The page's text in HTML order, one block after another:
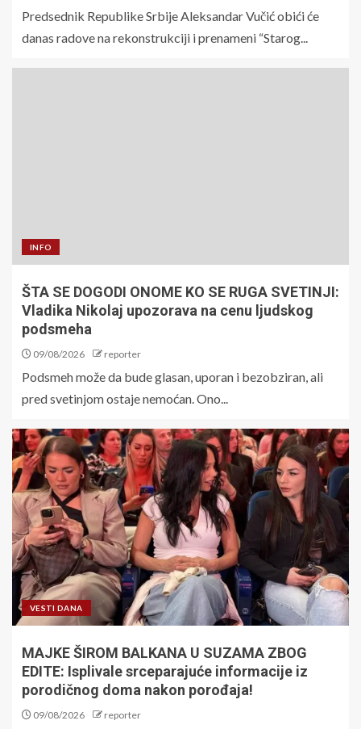
Predsednik Republike Srbije Aleksandar Vučić obići će
danas radove na rekonstrukciji i prenameni “Starog...
INFO
ŠTA SE DOGODI ONOME KO SE RUGA SVETINJI:
Vladika Nikolaj upozorava na cenu ljudskog
podsmeha
09/08/2026 reporter
Podsmeh može da bude glasan, uporan i bezobziran, ali
pred svetinjom ostaje nemoćan. Ono...
VESTI DANA
MAJKE ŠIROM BALKANA U SUZAMA ZBOG
EDITE: Isplivale srceparajuće informacije iz
porodičnog doma nakon porođaja!
09/08/2026 reporter